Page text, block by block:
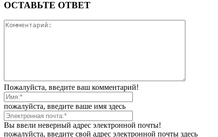
ОСТАВЬТЕ ОТВЕТ
Пожалуйста, введите ваш комментарий!
пожалуйста, введите ваше имя здесь
Вы ввели неверный адрес электронной почты!
пожалуйста, введите свой адрес электронной почты здесь